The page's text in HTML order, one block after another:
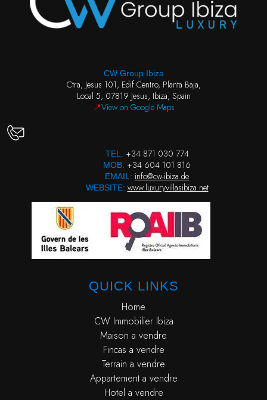
CW Group Ibiza
Ctra, Jesus 101, Edif Centro, Planta Baja,
Local 5, 07819 Jesus, Ibiza, Spain
📍View on Google Maps
TEL. +34 871 030 774
MOB. +34 604 101 816
EMAIL: info@cw-ibiza.de
WEBSITE: www.luxuryvillasibiza.net
QUICK LINKS
Home
CW Immobilier Ibiza
Maison a vendre
Fincas a vendre
Terrain a vendre
Appartement a vendre
Hotel a vendre